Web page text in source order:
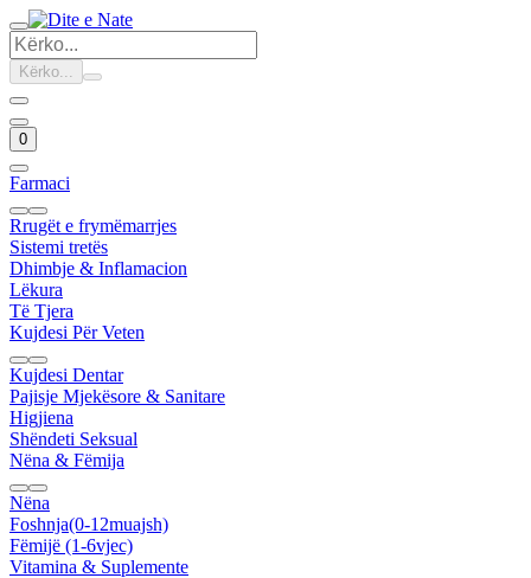
Kërko...
0
Farmaci
Rrugët e frymëmarrjes
Sistemi tretës
Dhimbje & Inflamacion
Lëkura
Të Tjera
Kujdesi Për Veten
Kujdesi Dentar
Pajisje Mjekësore & Sanitare
Higjiena
Shëndeti Seksual
Nëna & Fëmija
Nëna
Foshnja(0-12muajsh)
Fëmijë (1-6vjec)
Vitamina & Suplemente